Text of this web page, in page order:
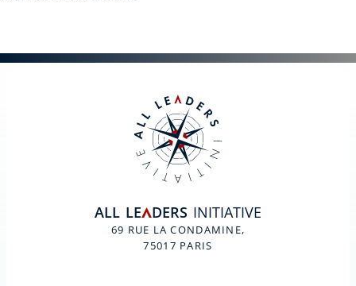
ALL LEADERS INITIATIVE
69 RUE LA CONDAMINE,
75017 PARIS